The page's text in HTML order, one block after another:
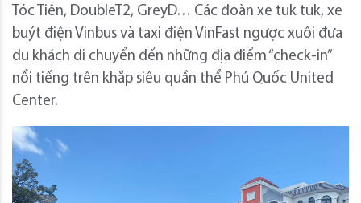
Tóc Tiên, DoubleT2, GreyD… Các đoàn xe tuk tuk, xe
buýt điện Vinbus và taxi điện VinFast ngược xuôi đưa
du khách di chuyển đến những địa điểm “check-in”
nổi tiếng trên khắp siêu quần thể Phú Quốc United
Center.